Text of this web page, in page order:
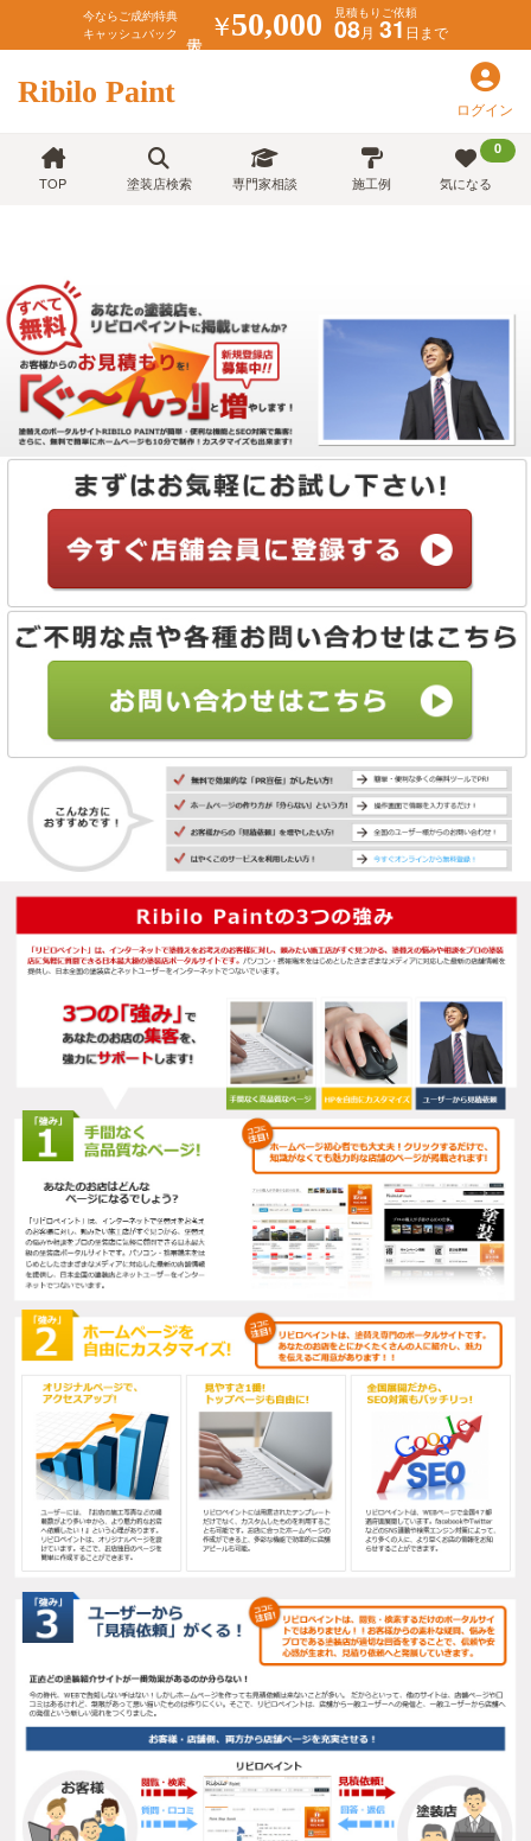
今ならご成約特典
キャッシュバック
￥50,000 見積もりご依頼
08月 31日まで
Ribilo Paint ログイン
TOP 塗装店検索 専門家相談 施工例
0
気になる